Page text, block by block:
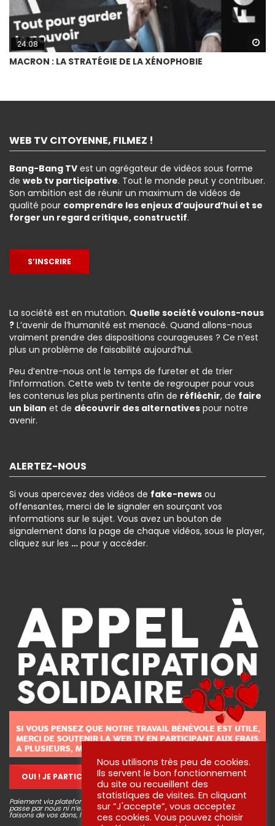
24:08
MACRON : LA STRATÉGIE DE LA XÉNOPHOBIE
WEB TV CITOYENNE, FILMEZ !
Bang-Bang TV est un agrégateur de vidéos sous forme
de web tv participative. Tout le monde peut y contribuer.
Son ambition est de réunir un maximum de vidéos de
qualité pour comprendre les enjeux d’aujourd’hui et se
forger un regard critique, constructif.
S’INSCRIRE
La société est en mutation. Quelle société voulons-nous
? L’avenir de l’humanité est menacé. Quand allons-nous
vraiment prendre des dispositions courageuses ? Ce n’est
plus un problème de faisabilité aujourd’hui.
Peu d’entre-nous ont le temps de fureter et de trier
l’information. Cette web tv tente de regrouper pour vous
les contenus les plus pertinents afin de réfléchir, de faire
un bilan et de découvrir des alternatives pour notre
avenir.
ALERTEZ-NOUS
Si vous apercevez des vidéos de fake-news ou
offensantes, merci de le signaler en sourçant vos
informations sur le sujet. Vous avez un bouton de
signalement dans la page de chaque vidéos, sous le player,
cliquez sur les … pour y accéder.
OUI ! JE PARTICIPE !
Paiement via plateforme sécurisé STRIPE, aucune information bancaire ne
passe par nous ni n’est conservée. Pour en savoir plus sur ce que nous
faisons de vos dons, lisez nos engagements!
Nous utilisons très peu de cookies.
Ils servent le bon fonctionnement
du site ou recueillent des
statistiques de visites. En cliquant
sur “J'accepte”, vous acceptez
ces cookies. Vous pouvez choisir